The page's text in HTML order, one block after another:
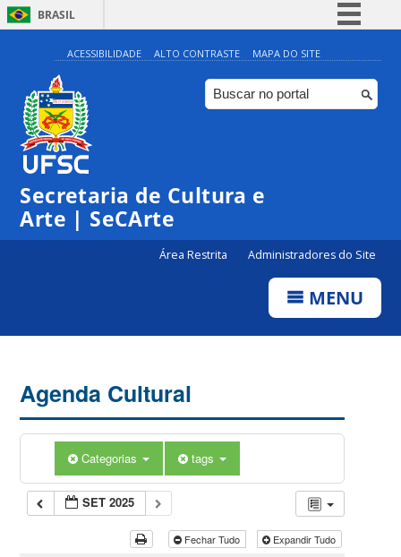
BRASIL
Simplifique!
Comunica BR
Participe
ACESSIBILIDADE ALTO CONTRASTE MAPA DO SITE
Secretaria de Cultura e
Arte | SeCArte
Área Restrita Administradores do Site
MENU
Agenda Cultural
Categorias tags
SET 2025
Fechar Tudo Expandir Tudo